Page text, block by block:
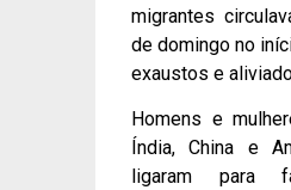
migrantes
de domingo no
exaustos e
Homens e
Índia, China e
ligaram para